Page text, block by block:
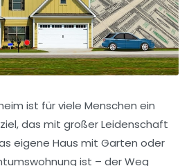
ist für viele Menschen ein
das mit großer Leidenschaft
eigene Haus mit Garten oder
ist – der Weg